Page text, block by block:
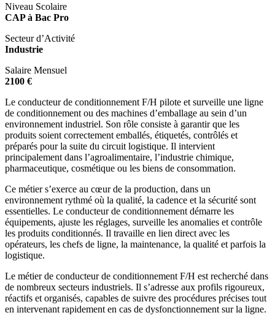
Niveau Scolaire
CAP à Bac Pro
Secteur d’Activité
Industrie
Salaire Mensuel
2100 €
Le conducteur de conditionnement F/H pilote et surveille une ligne
de conditionnement ou des machines d’emballage au sein d’un
environnement industriel. Son rôle consiste à garantir que les
produits soient correctement emballés, étiquetés, contrôlés et
préparés pour la suite du circuit logistique. Il intervient
principalement dans l’agroalimentaire, l’industrie chimique,
pharmaceutique, cosmétique ou les biens de consommation.
Ce métier s’exerce au cœur de la production, dans un
environnement rythmé où la qualité, la cadence et la sécurité sont
essentielles. Le conducteur de conditionnement démarre les
équipements, ajuste les réglages, surveille les anomalies et contrôle
les produits conditionnés. Il travaille en lien direct avec les
opérateurs, les chefs de ligne, la maintenance, la qualité et parfois la
logistique.
Le métier de conducteur de conditionnement F/H est recherché dans
de nombreux secteurs industriels. Il s’adresse aux profils rigoureux,
réactifs et organisés, capables de suivre des procédures précises tout
en intervenant rapidement en cas de dysfonctionnement sur la ligne.